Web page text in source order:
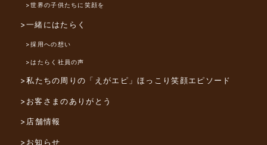
>世界の子供たちに笑顔を
>一緒にはたらく
>採用への想い
>はたらく社員の声
>私たちの周りの「えがエピ」ほっこり笑顔エピソード
>お客さまのありがとう
>店舗情報
>お知らせ